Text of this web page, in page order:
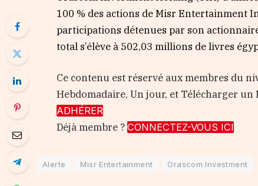
100 % des actions de Misr Entertainment
participations détenues par son
total s’élève à 502,03 millions de livres
Ce contenu est réservé aux membres du
Hebdomadaire, Un jour, et Télécharger un
ADHÉRER
Déjà membre ?CONNECTEZ-VOUS ICI
Alerte Misr Entertainment Orascom Investment